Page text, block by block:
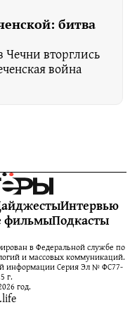
битва
Чечни вторглись
война
Интервью
фильмыПодкасты
в Федеральной службе по
и массовых коммуникаций.
информации Серия Эл № ФС77-
г.
год.